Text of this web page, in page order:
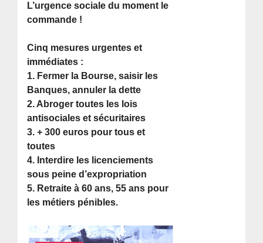
L’urgence sociale du moment le
commande !
Cinq mesures urgentes et
immédiates :
1. Fermer la Bourse, saisir les
Banques, annuler la dette
2. Abroger toutes les lois
antisociales et sécuritaires
3. + 300 euros pour tous et
toutes
4. Interdire les licenciements
sous peine d’expropriation
5. Retraite à 60 ans, 55 ans pour
les métiers pénibles.